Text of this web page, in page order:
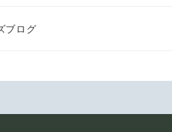
ブログ